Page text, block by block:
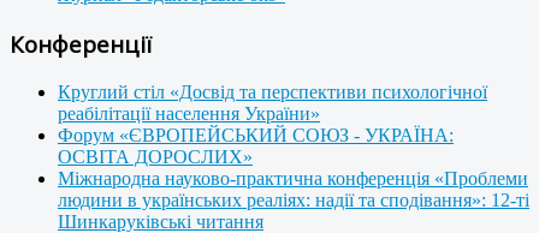
Конференції
Круглий стіл «Досвід та перспективи психологічної
реабілітації населення України»
Форум «ЄВРОПЕЙСЬКИЙ СОЮЗ - УКРАЇНА:
ОСВІТА ДОРОСЛИХ»
Міжнародна науково-практична конференція «Проблеми
людини в українських реаліях: надії та сподівання»: 12-ті
Шинкаруківські читання